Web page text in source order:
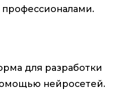
профессионалами.
для разработки
нейросетей.